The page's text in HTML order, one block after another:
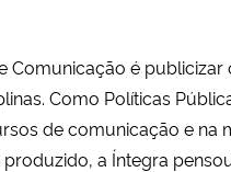
Comunicação é publicizar
Como Políticas
de comunicação e na
a Íntegra